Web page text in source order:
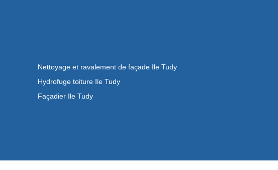
Nettoyage et ravalement de façade Ile Tudy
Hydrofuge toiture Ile Tudy
Façadier Ile Tudy